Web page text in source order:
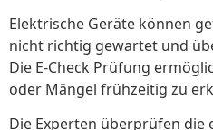
Elektrische Geräte können
nicht richtig gewartet und
Die E-Check Prüfung
oder Mängel frühzeitig zu
Die Experten überprüfen die